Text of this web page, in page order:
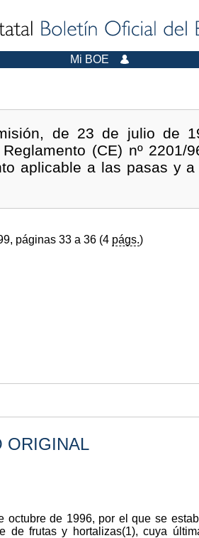
Mi BOE
de 23 de julio de
(CE) nº 2201/
aplicable a las pasas y
páginas 33 a 36 (4 págs.)
ORIGINAL
de 1996, por el que se
frutas y hortalizas(1), cuya